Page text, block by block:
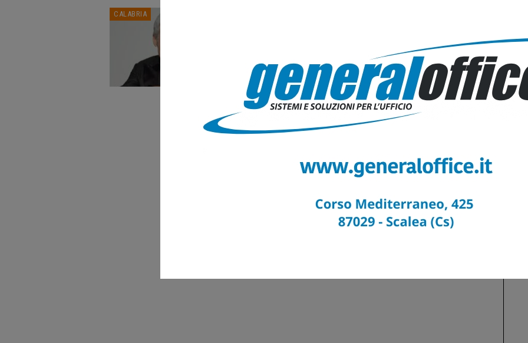
CALABRIA
SANTA MARIA DEL CEDRO :: 28/09/2025 :: Santa Maria del
Cedro (Cs) si prepara a scrivere una nuova pagina della sua
storia culturale e turistica con la nascita dell’Arena dei Cedri, una
struttura moderna e capiente, pensata per ospitare i…